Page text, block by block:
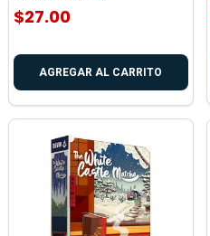
$27.00
AGREGAR AL CARRITO